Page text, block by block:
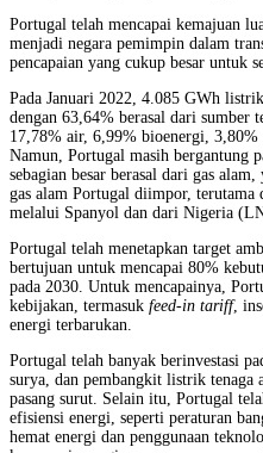
Portugal telah mencapai kemajuan
menjadi negara pemimpin dalam
pencapaian yang cukup besar untuk
Pada Januari 2022, 4.085 GWh
dengan 63,64% berasal dari sumber
17,78% air, 6,99% bioenergi, 3,80%
Namun, Portugal masih bergantung
sebagian besar berasal dari gas
gas alam Portugal diimpor,
melalui Spanyol dan dari Nigeria
Portugal telah menetapkan target
bertujuan untuk mencapai 80%
pada 2030. Untuk mencapainya,
kebijakan, termasuk feed-in tariff,
energi terbarukan.
Portugal telah banyak berinvestasi
surya, dan pembangkit listrik
pasang surut. Selain itu, Portugal
efisiensi energi, seperti peraturan
hemat energi dan penggunaan